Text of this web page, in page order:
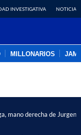
INVESTIGATIVA NOTICIAS
MILLONARIOS
mano derecha de Jurgen